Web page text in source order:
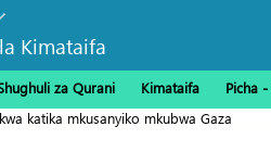
Kimataifa
za Qurani Kimataifa
Picha‎
katika mkusanyiko mkubwa Gaza